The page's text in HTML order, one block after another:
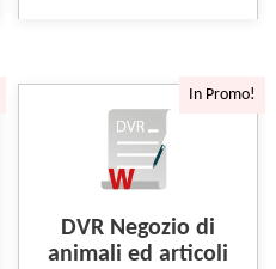
In Promo!
DVR Negozio di
animali ed articoli